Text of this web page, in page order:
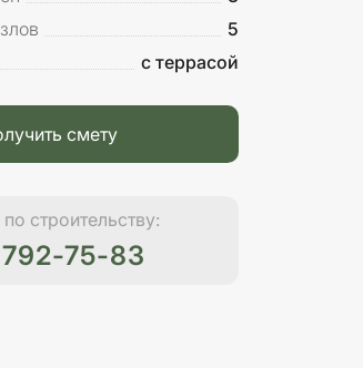
5
с террасой
смету
строительству:
75-83